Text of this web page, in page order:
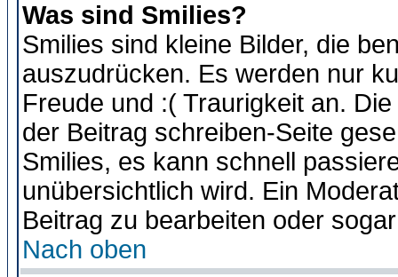
Was sind Smilies?
Smilies sind kleine Bilder, die
auszudrücken. Es werden nur
Freude und :( Traurigkeit an.
der Beitrag schreiben-Seite
Smilies, es kann schnell
unübersichtlich wird. Ein
Beitrag zu bearbeiten oder
Nach oben